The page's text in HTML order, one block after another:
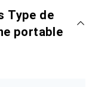
Type de
portable